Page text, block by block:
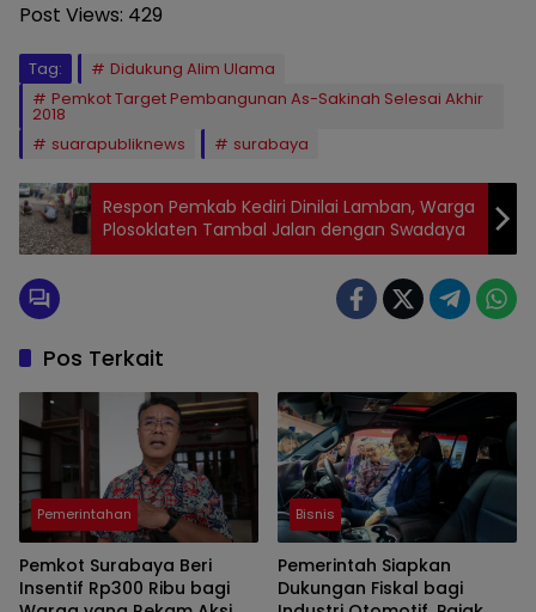
Post Views: 429
Tag:
Didukung Alim Ulama
Pemkot Target Pembangunan As-Sakinah Selesai Akhir
2018
suarapubliknews
surabaya
Respon Pemkab Kediri Dinilai Lamban, Warga
Plosoklaten Tambal Jalan dengan Swadaya
Pos Terkait
Pemerintahan
Pemkot Surabaya Beri
Insentif Rp300 Ribu bagi
Bisnis
Pemerintah Siapkan
Dukungan Fiskal bagi